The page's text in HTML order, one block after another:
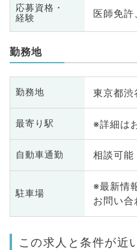
応募資格・
経験
医師免許
勤務地
勤務地 東京都渋
最寄り駅 ※詳細は
自動車通勤 相談可能
駐車場
※最新情
お問い合
この求人と条件が近